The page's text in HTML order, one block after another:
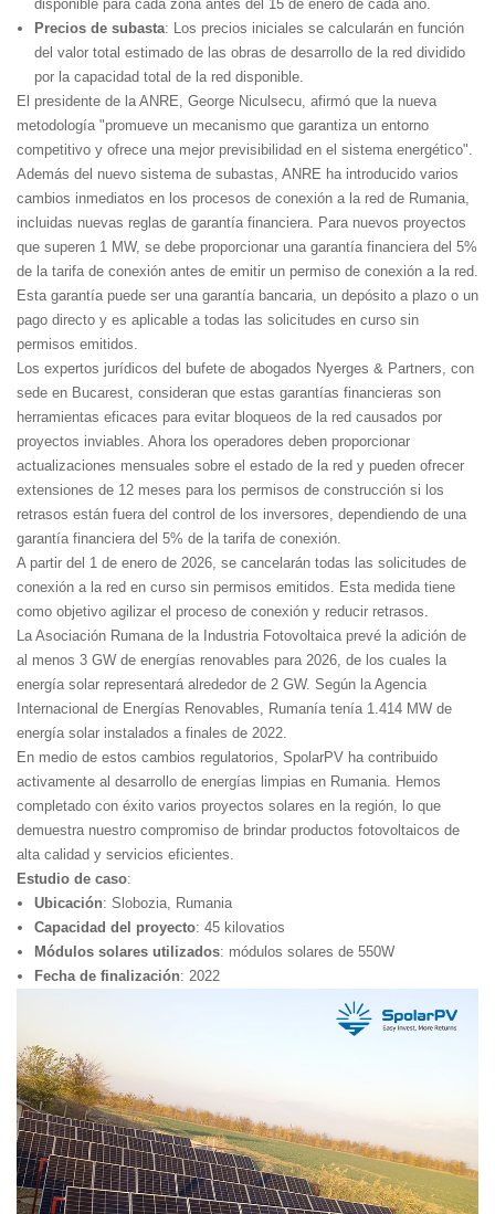
disponible para cada zona antes del 15 de enero de cada año.
Precios de subasta: Los precios iniciales se calcularán en función
del valor total estimado de las obras de desarrollo de la red dividido
por la capacidad total de la red disponible.
El presidente de la ANRE, George Niculsecu, afirmó que la nueva
metodología "promueve un mecanismo que garantiza un entorno
competitivo y ofrece una mejor previsibilidad en el sistema energético".
Además del nuevo sistema de subastas, ANRE ha introducido varios
cambios inmediatos en los procesos de conexión a la red de Rumania,
incluidas nuevas reglas de garantía financiera. Para nuevos proyectos
que superen 1 MW, se debe proporcionar una garantía financiera del 5%
de la tarifa de conexión antes de emitir un permiso de conexión a la red.
Esta garantía puede ser una garantía bancaria, un depósito a plazo o un
pago directo y es aplicable a todas las solicitudes en curso sin
permisos emitidos.
Los expertos jurídicos del bufete de abogados Nyerges & Partners, con
sede en Bucarest, consideran que estas garantías financieras son
herramientas eficaces para evitar bloqueos de la red causados por
proyectos inviables. Ahora los operadores deben proporcionar
actualizaciones mensuales sobre el estado de la red y pueden ofrecer
extensiones de 12 meses para los permisos de construcción si los
retrasos están fuera del control de los inversores, dependiendo de una
garantía financiera del 5% de la tarifa de conexión.
A partir del 1 de enero de 2026, se cancelarán todas las solicitudes de
conexión a la red en curso sin permisos emitidos. Esta medida tiene
como objetivo agilizar el proceso de conexión y reducir retrasos.
La Asociación Rumana de la Industria Fotovoltaica prevé la adición de
al menos 3 GW de energías renovables para 2026, de los cuales la
energía solar representará alrededor de 2 GW. Según la Agencia
Internacional de Energías Renovables, Rumanía tenía 1.414 MW de
energía solar instalados a finales de 2022.
En medio de estos cambios regulatorios, SpolarPV ha contribuido
activamente al desarrollo de energías limpias en Rumania. Hemos
completado con éxito varios proyectos solares en la región, lo que
demuestra nuestro compromiso de brindar productos fotovoltaicos de
alta calidad y servicios eficientes.
Estudio de caso:
Ubicación: Slobozia, Rumania
Capacidad del proyecto: 45 kilovatios
Módulos solares utilizados: módulos solares de 550W
Fecha de finalización: 2022